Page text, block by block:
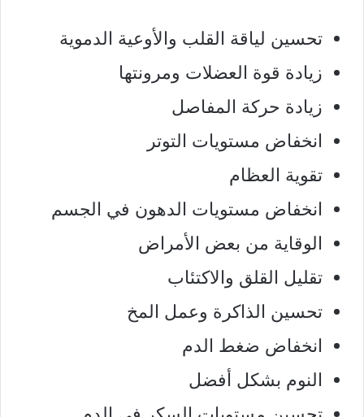
تحسين لياقة القلب والأوعية الدموية
زيادة قوة العضلات ومرونتها
زيادة حركة المفاصل
انخفاض مستويات التوتر
تقوية العظام
انخفاض مستويات الدهون في الجسم
الوقاية من بعض الأمراض
تقليل القلق والاكتئاب
تحسين الذاكرة وعمل المخ
انخفاض ضغط الدم
النوم بشكل أفضل